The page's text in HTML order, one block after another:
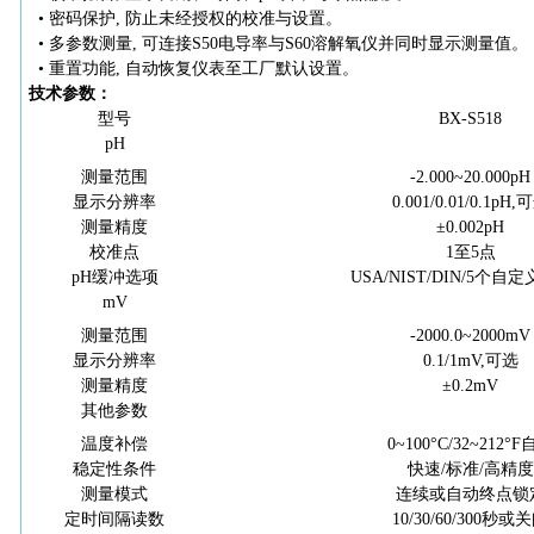
• 密码保护, 防止未经授权的校准与设置。
• 多参数测量, 可连接S50电导率与S60溶解氧仪并同时显示测量值。
• 重置功能, 自动恢复仪表至工厂默认设置。
技术参数：
型号
BX-S518
pH
测量范围
-2.000~20.000pH
显示分辨率
0.001/0.01/0.1pH,
测量精度
±0.002pH
校准点
1至5点
pH缓冲选项
USA/NIST/DIN/5个自定
mV
测量范围
-2000.0~2000mV
显示分辨率
0.1/1mV,可选
测量精度
±0.2mV
其他参数
温度补偿
0~100°C/32~212°F
稳定性条件
快速/标准/高精度
测量模式
连续或自动终点锁
定时间隔读数
10/30/60/300秒或关